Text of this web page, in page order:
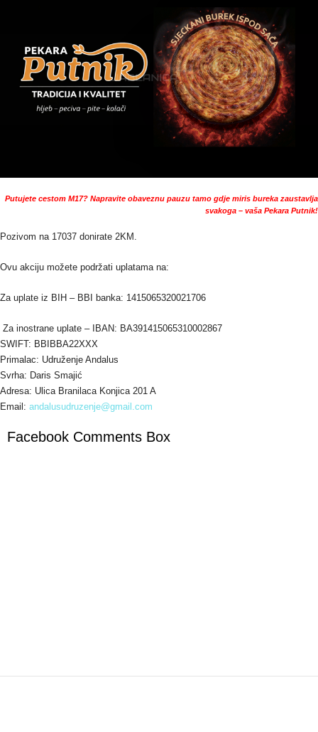
Putujete cestom M17? Napravite obaveznu pauzu tamo gdje miris bureka zaustavlja
svakoga – vaša Pekara Putnik!
Pozivom na 17037 donirate 2KM.
Ovu akciju možete podržati uplatama na:
Za uplate iz BIH – BBI banka: 1415065320021706
Za inostrane uplate – IBAN: BA391415065310002867
SWIFT: BBIBBA22XXX
Primalac: Udruženje Andalus
Svrha: Daris Smajić
Adresa: Ulica Branilaca Konjica 201 A
Email: andalusudruzenje@gmail.com
Facebook Comments Box